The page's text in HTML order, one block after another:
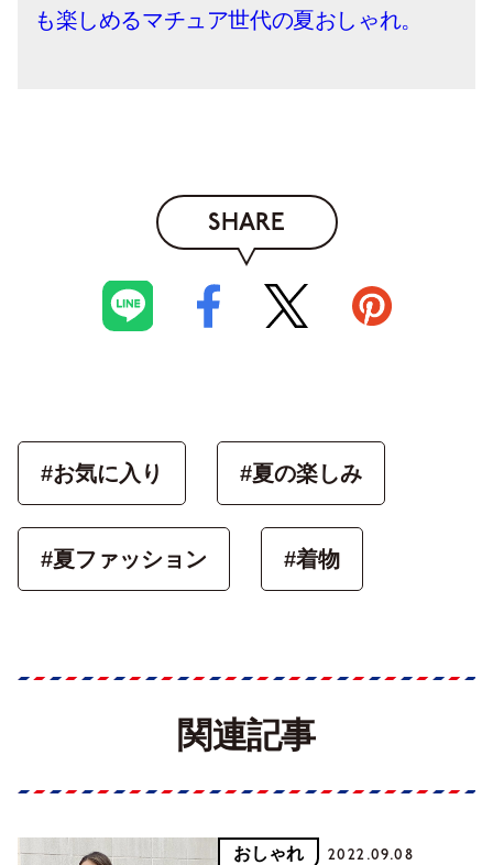
も楽しめるマチュア世代の夏おしゃれ。
SHARE
#お気に入り #夏の楽しみ
#夏ファッション #着物
関連記事
おしゃれ 2022.09.08